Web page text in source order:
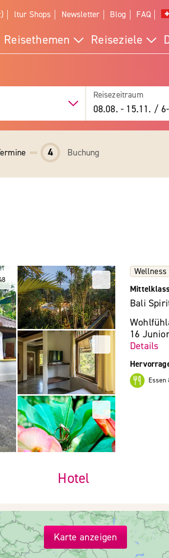
ltur Shops Newsletter Blog FAQ
Reisethemen Reiseziele
Reisezeitraum
08.08. - 15.11. /
4 Buchung
Wellness
Bali
16
Details
Essen
Hotel
Karte anzeigen